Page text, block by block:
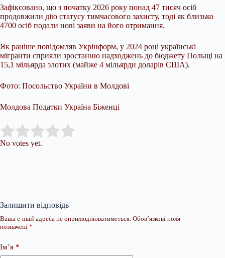
Зафіксовано, що з початку 2026 року понад 47 тисяч осіб
продовжили дію статусу тимчасового захисту, тоді як близько
4700 осіб подали нові заяви на його отримання.
Як раніше повідомляв Укрінформ, у 2024 році українські
мігранти сприяли зростанню надходжень до бюджету Польщі на
15,1 мільярда злотих (майже 4 мільярди доларів США).
Фото: Посольство України в Молдові
Молдова Податки Україна Біженці
Rate this item:
No votes yet.
Залишити відповідь
Ваша e-mail адреса не оприлюднюватиметься. Обов’язкові поля
позначені *
Ім’я *